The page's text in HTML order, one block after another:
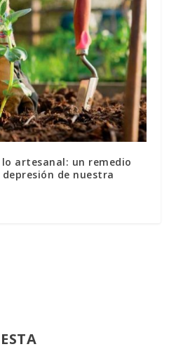
artesanal: un remedio
de nuestra